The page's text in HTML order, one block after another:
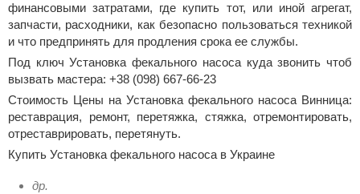
финансовыми затратами, где купить тот, или иной агрегат,
запчасти, расходники, как безопасно пользоваться техникой
и что предпринять для продления срока ее службы.
Под ключ Установка фекального насоса куда звонить чтоб
вызвать мастера: +38 (098) 667-66-23
Стоимость Цены на Установка фекального насоса Винница:
реставрация, ремонт, перетяжка, стяжка, отремонтировать,
отреставрировать, перетянуть.
Купить Установка фекального насоса в Украине
др.